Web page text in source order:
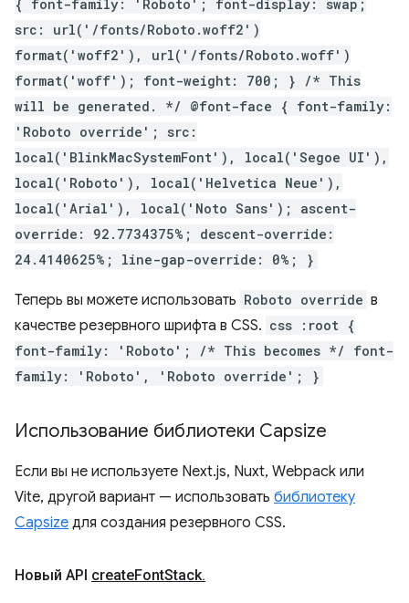
{ font-family: 'Roboto'; font-display: swap;
src: url('/fonts/Roboto.woff2')
format('woff2'), url('/fonts/Roboto.woff')
format('woff'); font-weight: 700; } /* This
will be generated. */ @font-face { font-family:
'Roboto override'; src:
local('BlinkMacSystemFont'), local('Segoe UI'),
local('Roboto'), local('Helvetica Neue'),
local('Arial'), local('Noto Sans'); ascent-
override: 92.7734375%; descent-override:
24.4140625%; line-gap-override: 0%; }
Теперь вы можете использовать Roboto override в
качестве резервного шрифта в CSS. css :root {
font-family: 'Roboto'; /* This becomes */ font-
family: 'Roboto', 'Roboto override'; }
Использование библиотеки Capsize
Если вы не используете Next.js, Nuxt, Webpack или
Vite, другой вариант — использовать библиотеку
Capsize для создания резервного CSS.
Новый API createFontStack.